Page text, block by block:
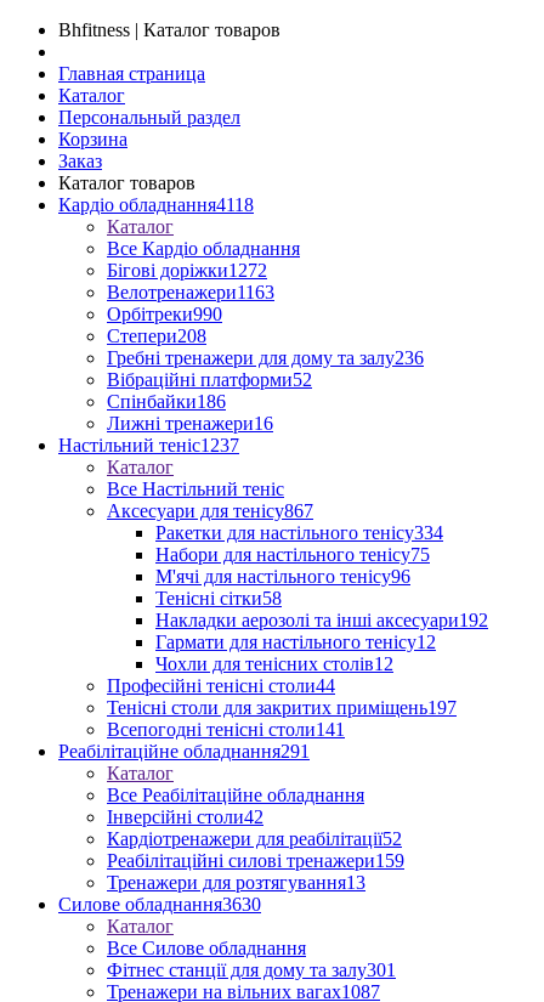
Bhfitness | Каталог товаров
Главная страница
Каталог
Персональный раздел
Корзина
Заказ
Каталог товаров
Кардіо обладнання4118
Каталог
Все Кардіо обладнання
Бігові доріжки1272
Велотренажери1163
Орбітреки990
Степери208
Гребні тренажери для дому та залу236
Вібраційні платформи52
Спінбайки186
Лижні тренажери16
Настільний теніс1237
Каталог
Все Настільний теніс
Аксесуари для тенісу867
Ракетки для настільного тенісу334
Набори для настільного тенісу75
М'ячі для настільного тенісу96
Тенісні сітки58
Накладки аерозолі та інші аксесуари192
Гармати для настільного тенісу12
Чохли для тенісних столів12
Професійні тенісні столи44
Тенісні столи для закритих приміщень197
Всепогодні тенісні столи141
Реабілітаційне обладнання291
Каталог
Все Реабілітаційне обладнання
Інверсійні столи42
Кардіотренажери для реабілітації52
Реабілітаційні силові тренажери159
Тренажери для розтягування13
Силове обладнання3630
Каталог
Все Силове обладнання
Фітнес станції для дому та залу301
Тренажери на вільних вагах1087